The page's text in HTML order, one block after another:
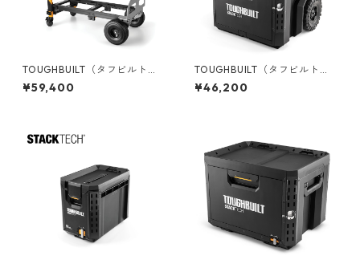
TOUGHBUILT（タフビルト）S
TACK TECH(スタックテック)
コンバーチブルハンドトラッ
¥59,400
TOUGHBUILT（タフビルト）S
TACK TECH(スタックテック)
ウィール2ドロワーボックス T
¥46,200